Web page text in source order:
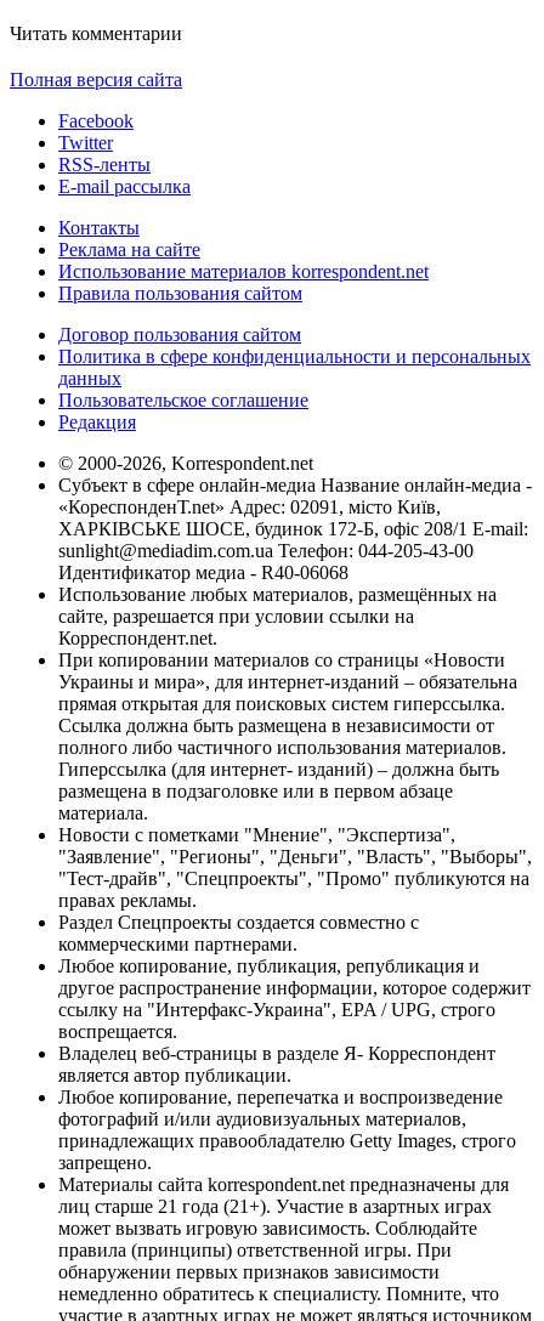
Читать комментарии
Полная версия сайта
Facebook
Twitter
RSS-ленты
E-mail рассылка
Контакты
Реклама на сайте
Использование материалов korrespondent.net
Правила пользования сайтом
Договор пользования сайтом
Политика в сфере конфиденциальности и персональных
данных
Пользовательское соглашение
Редакция
© 2000-2026, Korrespondent.net
Субъект в сфере онлайн-медиа Название онлайн-медиа -
«КореспонденТ.net» Адрес: 02091, місто Київ,
ХАРКІВСЬКЕ ШОСЕ, будинок 172-Б, офіс 208/1 E-mail:
sunlight@mediadim.com.ua Телефон: 044-205-43-00
Идентификатор медиа - R40-06068
Использование любых материалов, размещённых на
сайте, разрешается при условии ссылки на
Корреспондент.net.
При копировании материалов со страницы «Новости
Украины и мира», для интернет-изданий – обязательна
прямая открытая для поисковых систем гиперссылка.
Ссылка должна быть размещена в независимости от
полного либо частичного использования материалов.
Гиперссылка (для интернет- изданий) – должна быть
размещена в подзаголовке или в первом абзаце
материала.
Новости с пометками "Мнение", "Экспертиза",
"Заявление", "Регионы", "Деньги", "Власть", "Выборы",
"Тест-драйв", "Спецпроекты", "Промо" публикуются на
правах рекламы.
Раздел Спецпроекты создается совместно с
коммерческими партнерами.
Любое копирование, публикация, републикация и
другое распространение информации, которое содержит
ссылку на "Интерфакс-Украина", EPA / UPG, строго
воспрещается.
Владелец веб-страницы в разделе Я- Корреспондент
является автор публикации.
Любое копирование, перепечатка и воспроизведение
фотографий и/или аудиовизуальных материалов,
принадлежащих правообладателю Getty Images, строго
запрещено.
Материалы сайта korrespondent.net предназначены для
лиц старше 21 года (21+). Участие в азартных играх
может вызвать игровую зависимость. Соблюдайте
правила (принципы) ответственной игры. При
обнаружении первых признаков зависимости
немедленно обратитесь к специалисту. Помните, что
участие в азартных играх не может являться источником